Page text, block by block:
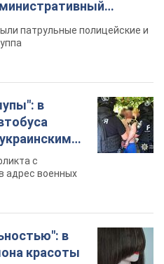
патрульные полицейские и
в
это.
с
адрес военных
в
красоты